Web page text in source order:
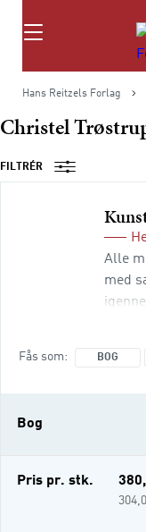
Søg
Hans Reitzels Forlag
Christel
FILTRÉR
Alle
med
Fås som BOG
Bog
i-bog
Pris pr. stk.